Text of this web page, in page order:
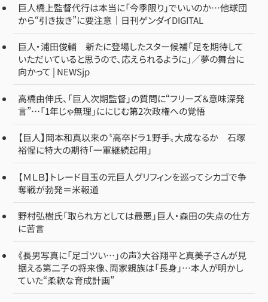
巨人橋上監督代行は本当に「今季限り」でいいのか…他球団
から“引き抜き”に要注意｜日刊ゲンダイDIGITAL
巨人・浦田俊輔 新たに登場したスター候補「足を期待して
いただいていると思うので、応えられるように」／夢の舞台に
向かって | NEWSjp
高橋由伸氏、「巨人次期監督」の質問に“フリーズ＆意味深発
言”…「1年じゃ無理」ににじむ第2次政権への覚悟
【巨人】岡本和真以来の〝高卒ドラ１野手〟大成なるか 石塚
裕惺に特大の期待「一軍継続起用」
【ＭＬＢ】トレード目玉の元巨人グリフィンを巡ってシカゴで争
奪戦が勃発＝米報道
野村弘樹氏「取られ方としては最悪」巨人・森田の失点の仕方
に苦言
《長男写真に「足ゴツい…」の声》大谷翔平と真美子さんが見
据える第二子の将来像、両家親族は「長身」…本人が明かし
ていた“柔軟な育成計画”